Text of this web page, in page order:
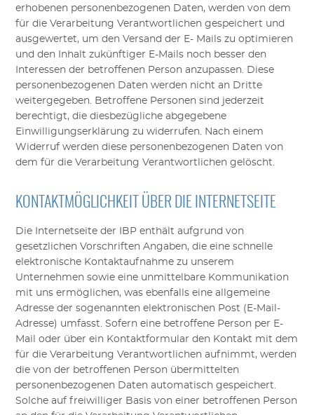
erhobenen personenbezogenen Daten, werden von dem
für die Verarbeitung Verantwortlichen gespeichert und
ausgewertet, um denVersandder E- Mailszu optimieren
und den Inhalt zukünftiger E-Mails noch besser den
Interessen der betroffenen Person anzupassen. Diese
personenbezogenen Daten werden nicht an Dritte
weitergegeben. Betroffene Personen sind jederzeit
berechtigt, die diesbezügliche abgegebene
Einwilligungserklärung zu widerrufen. Nach einem
Widerruf werden diese personenbezogenen Daten von
dem für die Verarbeitung Verantwortlichen gelöscht.
KONTAKTMÖGLICHKEIT ÜBER DIE INTERNETSEITE
Die Internetseite der IBP enthält aufgrund von
gesetzlichen Vorschriften Angaben, die eine schnelle
elektronische Kontaktaufnahme zu unserem
Unternehmen sowie eine unmittelbare Kommunikation
mit uns ermöglichen, was ebenfalls eine allgemeine
Adresse der sogenannten elektronischen Post (E-Mail-
Adresse) umfasst. Sofern eine betroffene Person per E-
Mail oder über ein Kontaktformular den Kontakt mit dem
für die Verarbeitung Verantwortlichen aufnimmt, werden
die von der betroffenen Person übermittelten
personenbezogenen Daten automatisch gespeichert.
Solche auf freiwilliger Basis von einer betroffenen Person